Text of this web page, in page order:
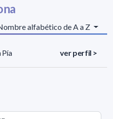
alfabético de A a Z
ver perfil >